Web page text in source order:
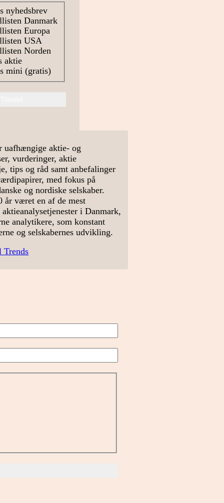
nyhedsbrev
Danmark
Europa
USA
Norden
aktie
mini (gratis)
uafhængige aktie- og
vurderinger, aktie
tips og råd samt anbefalinger
med fokus på
og nordiske selskaber.
år været en af de mest
aktieanalysetjenester i Danmark,
analytikere, som konstant
og selskabernes udvikling.
Trends